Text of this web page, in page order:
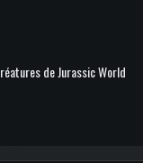
de Jurassic World